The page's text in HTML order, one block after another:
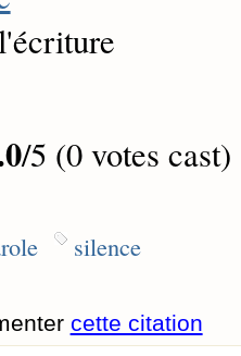
/5 (0 votes cast)
silence
cette citation